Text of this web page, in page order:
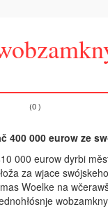
(0 )
400 000 eurow­ ze
000 eurow dyrbi
za wjace
Woelke na